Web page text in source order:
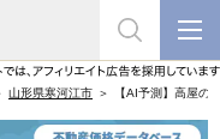
山形県寒河江市 【AI予測】高屋の